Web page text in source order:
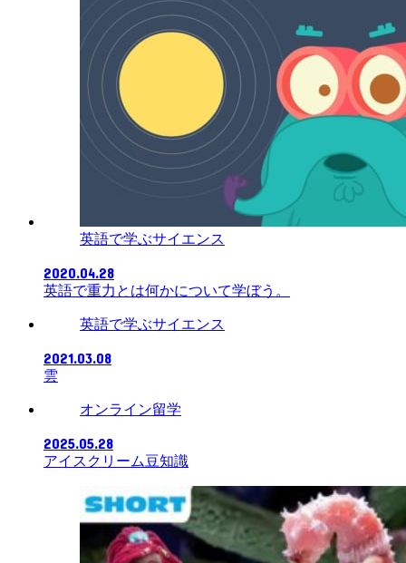
英語で学ぶサイエンス
2020.04.28
英語で重力とは何かについて学ぼう。
英語で学ぶサイエンス
2021.03.08
雲
オンライン留学
2025.05.28
アイスクリーム豆知識